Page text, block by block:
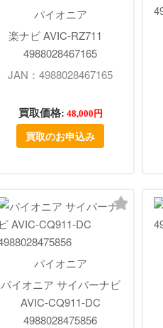
パイオニア
楽ナビ AVIC-RZ711
4988028467165
JAN：4988028467165
買取価格: 48,000円
買取のお申込み
パイオニア
パイオニア サイバーナビ
AVIC-CQ911-DC
4988028475856